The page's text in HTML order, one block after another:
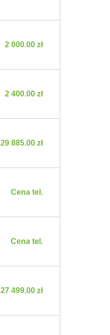
2 000.00 zł
2 400.00 zł
29 885.00 zł
Cena tel.
Cena tel.
27 499.00 zł